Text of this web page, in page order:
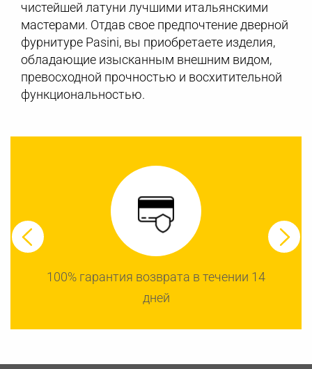
чистейшей латуни лучшими итальянскими
мастерами. Отдав свое предпочтение дверной
фурнитуре Pasini, вы приобретаете изделия,
обладающие изысканным внешним видом,
превосходной прочностью и восхитительной
функциональностью.
100% гарантия возврата в течении 14
дней